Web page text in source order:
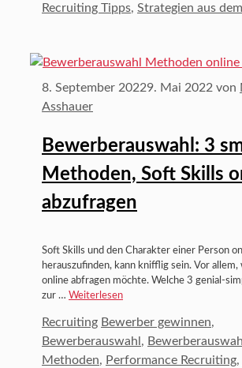
Recruiting Tipps, Strategien aus
Bewerberauswahl: 3
Methoden, Soft Skills
abzufragen
8. September 20229. Mai 2022 von
Asshauer
Soft Skills und den Charakter einer Person
herauszufinden, kann knifflig sein. Vor allem,
online abfragen möchte. Welche 3 genial-
zur … Weiterlesen
Kategorien
Recruiting Schlagwörter
Bewerber gewinnen,
Bewerberauswahl ,
Methoden, Performance Recruiting,